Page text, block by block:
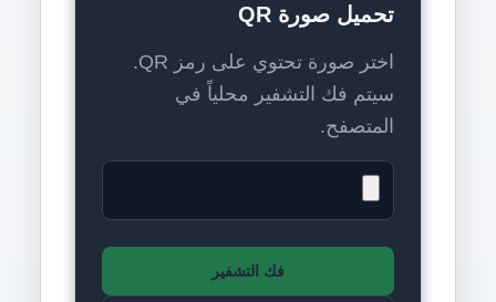
تحميل صورة QR
اختر صورة تحتوي على رمز QR.
سيتم فك التشفير محلياً في
المتصفح.
فك التشفير